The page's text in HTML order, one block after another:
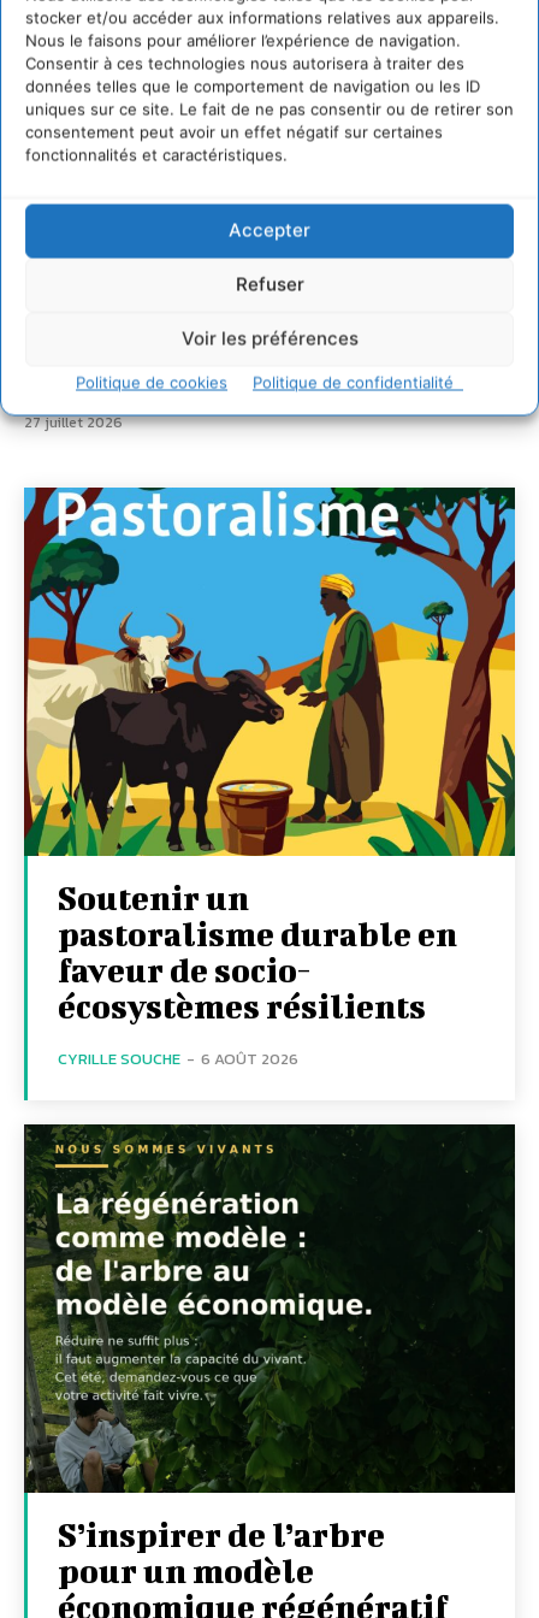
stocker et/ou accéder aux informations relatives aux appareils.
Nous le faisons pour améliorer l’expérience de navigation.
Consentir à ces technologies nous autorisera à traiter des
données telles que le comportement de navigation ou les ID
uniques sur ce site. Le fait de ne pas consentir ou de retirer son
consentement peut avoir un effet négatif sur certaines
fonctionnalités et caractéristiques.
Accepter
Refuser
Voir les préférences
Politique de cookies Politique de confidentialité
Comment le sol français a perdu sa mémoire
hydrique et déréglé tout le territoire (2020-2026)
2 août 2026
Développer notre attention aux espèces vivantes
non humaines avec les communs de Zoepolis
Un kit citoyen pour lever les freins au
développement des forêts comestibles dans nos
villes
7 indicateurs pour des villes résilientes et durables,
adaptées au changement climatique
27 juillet 2026
Soutenir un
pastoralisme durable en
faveur de socio-
écosystèmes résilients
CYRILLE SOUCHE - 6 AOÛT 2026
S’inspirer de l’arbre
pour un modèle
économique régénératif